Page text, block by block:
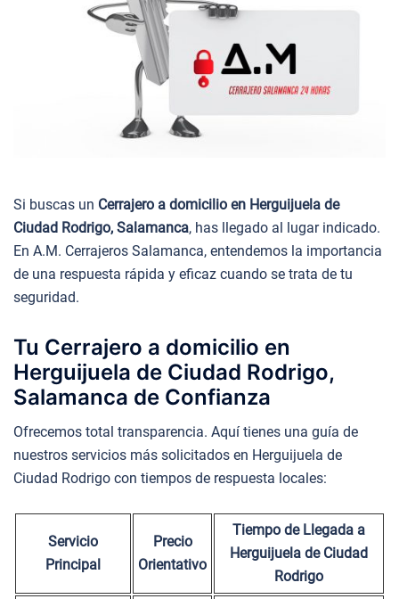
Si buscas un Cerrajero a domicilio en Herguijuela de
Ciudad Rodrigo, Salamanca, has llegado al lugar indicado.
En A.M. Cerrajeros Salamanca, entendemos la importancia
de una respuesta rápida y eficaz cuando se trata de tu
seguridad.
Tu Cerrajero a domicilio en
Herguijuela de Ciudad Rodrigo,
Salamanca de Confianza
Ofrecemos total transparencia. Aquí tienes una guía de
nuestros servicios más solicitados en Herguijuela de
Ciudad Rodrigo con tiempos de respuesta locales:
Servicio
Principal
Precio
Orientativo
Tiempo de Llegada a
Herguijuela de Ciudad
Rodrigo